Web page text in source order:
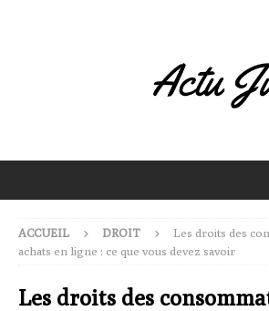
ACCUEIL DROIT
Les droits des
achats en ligne : ce que vous devez savoir
Les droits des